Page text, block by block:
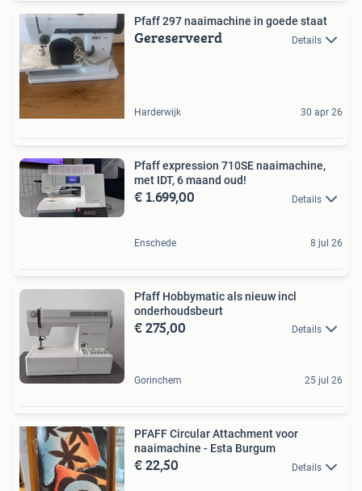
Pfaff 297 naaimachine in goede staat
Gereserveerd Details
Harderwijk 30 apr 26
Pfaff expression 710SE naaimachine,
met IDT, 6 maand oud!
€ 1.699,00 Details
Enschede 8 jul 26
Pfaff Hobbymatic als nieuw incl
onderhoudsbeurt
€ 275,00 Details
Gorinchem 25 jul 26
PFAFF Circular Attachment voor
naaimachine - Esta Burgum
€ 22,50 Details